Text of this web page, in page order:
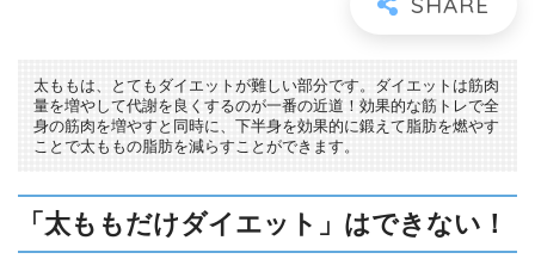
太ももは、とてもダイエットが難しい部分です。ダイエットは筋肉
量を増やして代謝を良くするのが一番の近道！効果的な筋トレで全
身の筋肉を増やすと同時に、下半身を効果的に鍛えて脂肪を燃やす
ことで太ももの脂肪を減らすことができます。
「太ももだけダイエット」はできない！